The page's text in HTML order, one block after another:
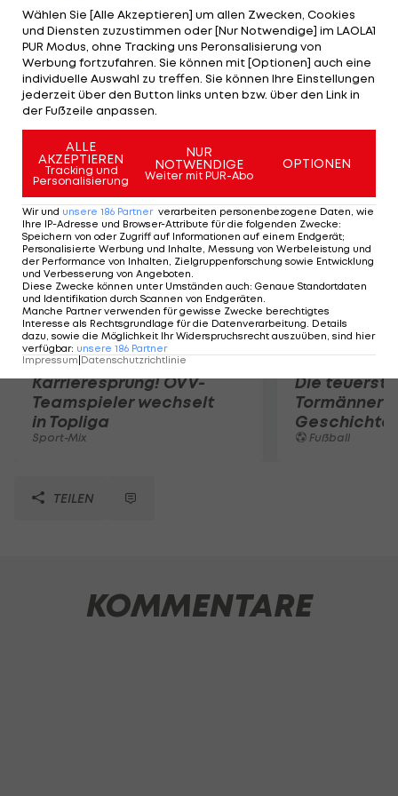
unterschreibt bei den Niedersachsen einen
Vertrag bis Sommer 2015. "Wir reagieren damit auf
unsere aktuelle Torhüter-Situation", erklärt
Sportdirektor Dirk Dufner. Bei den 96ern fehlen
derzeit Zieler (Urlaub), Miller und Radlinger (beide
verletzt).
Mehr zum Thema
Karrieresprung! ÖVV-
Teamspieler wechselt
in Topliga
Sport-Mix
Die
Tormänner
Geschichte
Fußball
TEILEN
KOMMENTARE
Wählen Sie [Alle Akzeptieren] um allen Zwecken, Cookies
und Diensten zuzustimmen oder [Nur Notwendige] im LAOLA1
PUR Modus, ohne Tracking uns Peronsalisierung von
Werbung fortzufahren. Sie können mit [Optionen] auch eine
individuelle Auswahl zu treffen. Sie können Ihre Einstellungen
jederzeit über den Button links unten bzw. über den Link in
der Fußzeile anpassen.
ALLE
AKZEPTIEREN
Tracking und
Personalisierung
NUR
NOTWENDIGE
Weiter mit PUR-Abo
OPTIONEN
Wir und unsere 186 Partner verarbeiten personenbezogene Daten, wie
Ihre IP-Adresse und Browser-Attribute für die folgenden Zwecke:
Speichern von oder Zugriff auf Informationen auf einem Endgerät;
Personalisierte Werbung und Inhalte, Messung von Werbeleistung und
der Performance von Inhalten, Zielgruppenforschung sowie Entwicklung
und Verbesserung von Angeboten.
Diese Zwecke können unter Umständen auch: Genaue Standortdaten
und Identifikation durch Scannen von Endgeräten.
Manche Partner verwenden für gewisse Zwecke berechtigtes
Interesse als Rechtsgrundlage für die Datenverarbeitung. Details
dazu, sowie die Möglichkeit Ihr Widerspruchsrecht auszuüben, sind hier
verfügbar: unsere 186 Partner
Impressum Datenschutzrichtlinie